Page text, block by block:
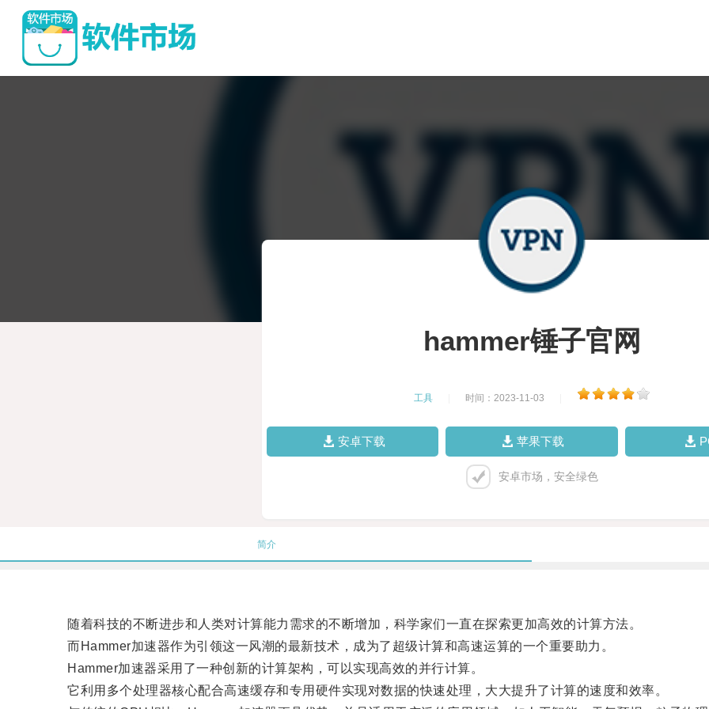
hammer锤子官网
工具 时间：2023-11-03
安卓下载 苹果下载
安卓市场，安全绿色
简介
随着科技的不断进步和人类对计算能力需求的不断增加，科学家们一直在探索更加高效的计算方法。
而Hammer加速器作为引领这一风潮的最新技术，成为了超级计算和高速运算的一个重要助力。
Hammer加速器采用了一种创新的计算架构，可以实现高效的并行计算。
它利用多个处理器核心配合高速缓存和专用硬件实现对数据的快速处理，大大提升了计算的速度和效率。